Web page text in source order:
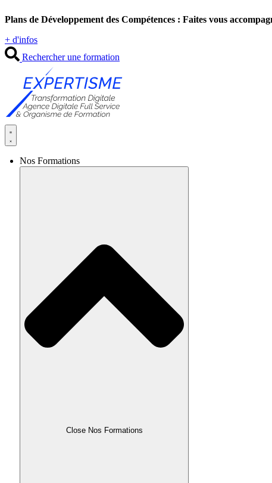
au
Plans de Développement des Compétences : Faites vous
+ d'infos
Rechercher une formation
Nos Formations
Close Nos Formations